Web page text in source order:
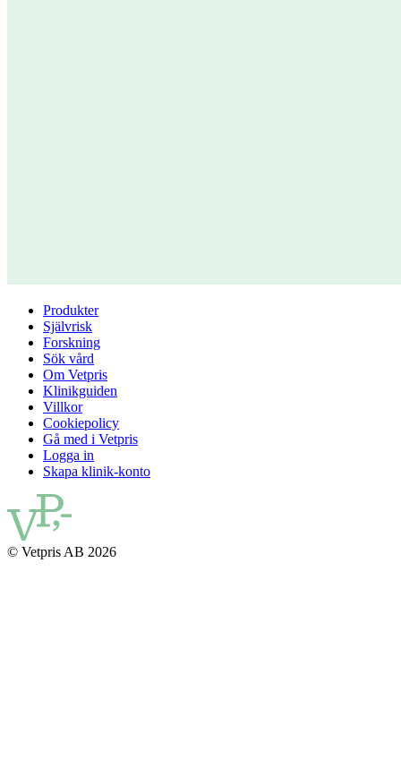
Produkter
Självrisk
Forskning
Sök vård
Om Vetpris
Klinikguiden
Villkor
Cookiepolicy
Gå med i Vetpris
Logga in
Skapa klinik-konto
© Vetpris AB 2026